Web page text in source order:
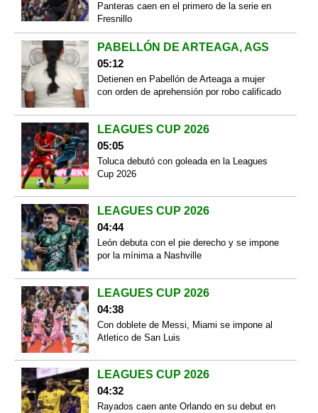
Panteras caen en el primero de la serie en
Fresnillo
PABELLÓN DE ARTEAGA, AGS
05:12
Detienen en Pabellón de Arteaga a mujer
con orden de aprehensión por robo calificado
LEAGUES CUP 2026
05:05
Toluca debutó con goleada en la Leagues
Cup 2026
LEAGUES CUP 2026
04:44
León debuta con el pie derecho y se impone
por la mínima a Nashville
LEAGUES CUP 2026
04:38
Con doblete de Messi, Miami se impone al
Atletico de San Luis
LEAGUES CUP 2026
04:32
Rayados caen ante Orlando en su debut en